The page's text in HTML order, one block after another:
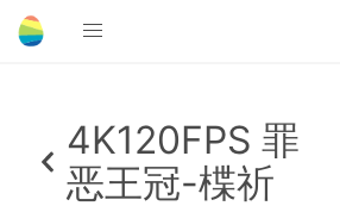
4K120FPS 罪
恶王冠-楪祈